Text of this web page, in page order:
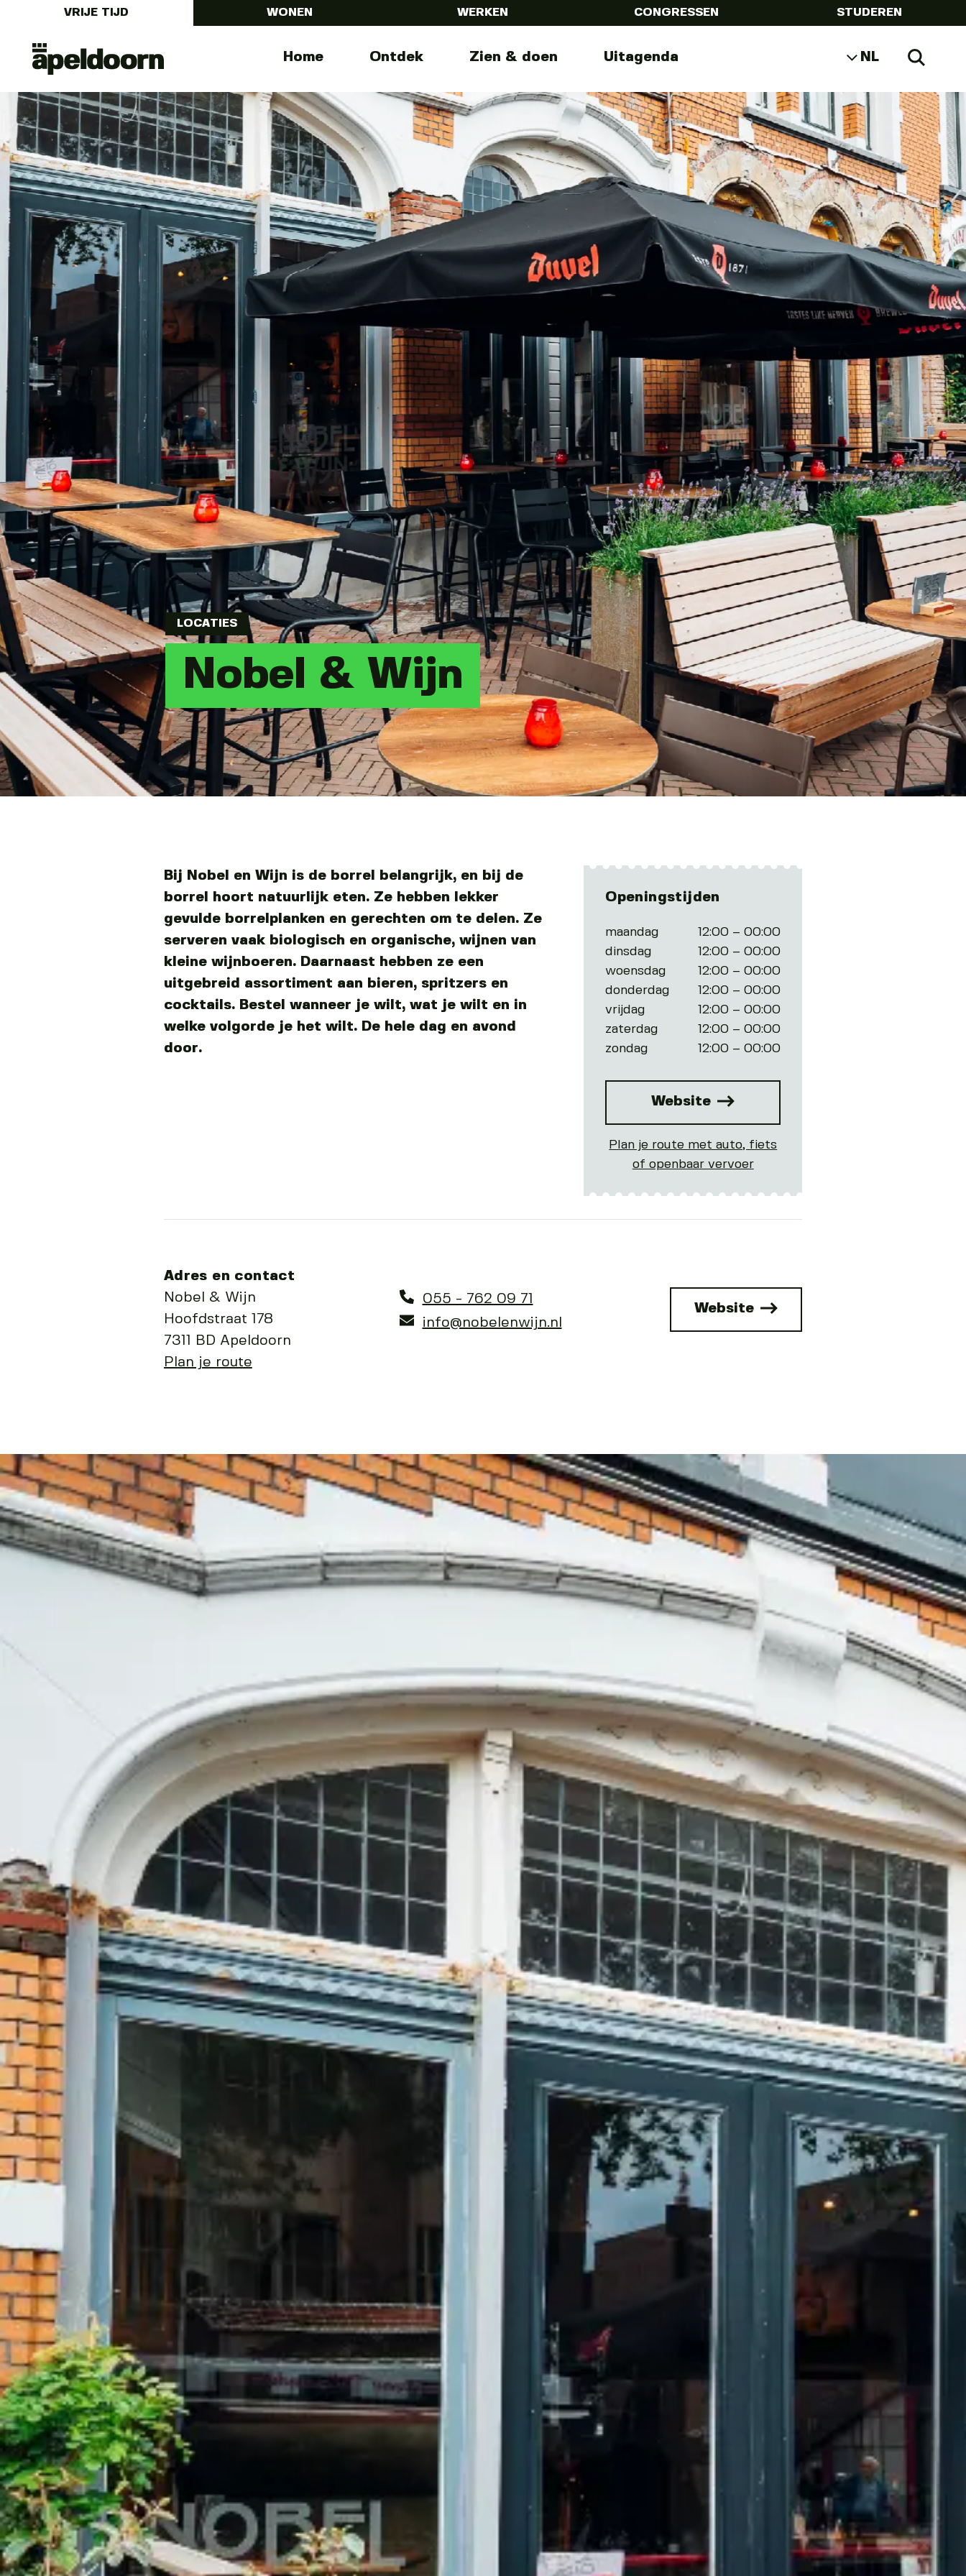
VRIJE TIJD WONEN WERKEN CONGRESSEN STUDEREN
Uit
Apeldoorn
MenuHome Ontdek Zien & doen Uitagenda NL
DE
LOCATIES
Nobel & Wijn
Openingstijden
maandag
12:00 – 00:00
dinsdag
12:00 – 00:00
woensdag
12:00 – 00:00
donderdag
12:00 – 00:00
vrijdag
12:00 – 00:00
zaterdag
12:00 – 00:00
zondag
12:00 – 00:00
Website
Plan je route met auto, fiets
of openbaar vervoer
Bij Nobel en Wijn is de borrel belangrijk, en bij de
borrel hoort natuurlijk eten. Ze hebben lekker
gevulde borrelplanken en gerechten om te delen. Ze
serveren vaak biologisch en organische, wijnen van
kleine wijnboeren. Daarnaast hebben ze een
uitgebreid assortiment aan bieren, spritzers en
cocktails. Bestel wanneer je wilt, wat je wilt en in
welke volgorde je het wilt. De hele dag en avond
door.
Adres en contact
Nobel & Wijn
Hoofdstraat 178
7311 BD Apeldoorn
Plan je route
055 - 762 09 71
info@nobelenwijn.nl
Website